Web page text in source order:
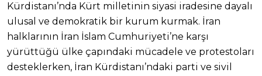
Kürdistanı’nda Kürt milletinin siyasi iradesine dayalı
ulusal ve demokratik bir kurum kurmak. İran
halklarının İran İslam Cumhuriyeti’ne karşı
yürüttüğü ülke çapındaki mücadele ve protestoları
desteklerken, İran Kürdistanı’ndaki parti ve sivil